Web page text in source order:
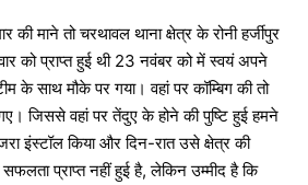
की माने तो चरथावल थाना क्षेत्र के रोनी हर्जीपुर
को प्राप्त हुई थी 23 नवंबर को में स्वयं अपने
के साथ मौके पर गया। वहां पर कॉम्बिग की तो
जिससे वहां पर तेंदुए के होने की पुष्टि हुई हमने
इंस्टॉल किया और दिन-रात उसे क्षेत्र की
प्राप्त नहीं हुई है, लेकिन उम्मीद है कि